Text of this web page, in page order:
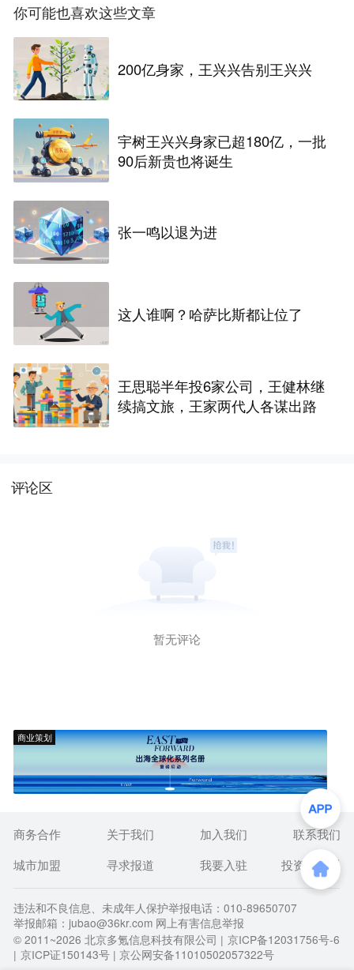
你可能也喜欢这些文章
200亿身家，王兴兴告别王兴兴
宇树王兴兴身家已超180亿，一批
90后新贵也将诞生
张一鸣以退为进
这人谁啊？哈萨比斯都让位了
王思聪半年投6家公司，王健林继
续搞文旅，王家两代人各谋出路
评论区
暂无评论
商业策划
商务合作 关于我们 加入我们
联系我们
城市加盟
寻求报道 我要入驻 投资者关系
违法和不良信息、未成年人保护举报电话：010-89650707
举报邮箱：jubao@36kr.com 网上有害信息举报
© 2011~2026 北京多氪信息科技有限公司 | 京ICP备12031756号-6
| 京ICP证150143号 | 京公网安备11010502057322号